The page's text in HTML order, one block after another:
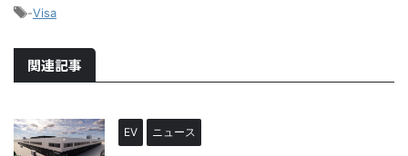
-Visa
関連記事
EV ニュース